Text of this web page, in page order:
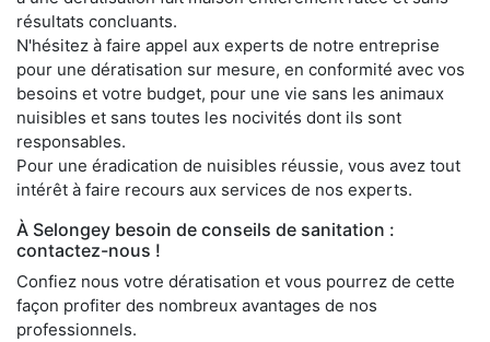
résultats concluants.
N'hésitez à faire appel aux experts de notre entreprise
pour une dératisation sur mesure, en conformité avec vos
besoins et votre budget, pour une vie sans les animaux
nuisibles et sans toutes les nocivités dont ils sont
responsables.
Pour une éradication de nuisibles réussie, vous avez tout
intérêt à faire recours aux services de nos experts.
À Selongey besoin de conseils de sanitation :
contactez-nous !
Confiez nous votre dératisation et vous pourrez de cette
façon profiter des nombreux avantages de nos
professionnels.